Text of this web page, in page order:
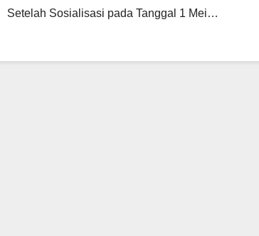
Setelah Sosialisasi pada Tanggal 1 Mei…